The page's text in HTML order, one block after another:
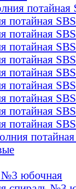
потайная
потайная SBS
потайная SBS
потайная SBS
потайная SBS
потайная SBS
потайная SBS
потайная SBS
потайная SBS
потайная SBS
№3 юбочная